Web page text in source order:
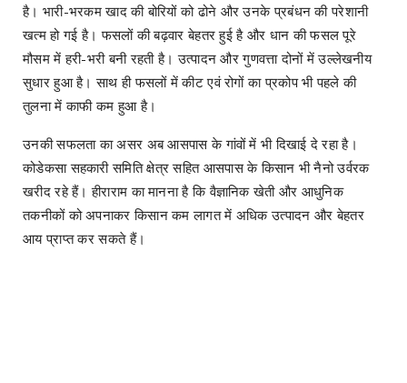
है। भारी-भरकम खाद की बोरियों को ढोने और उनके प्रबंधन की परेशानी
खत्म हो गई है। फसलों की बढ़वार बेहतर हुई है और धान की फसल पूरे
मौसम में हरी-भरी बनी रहती है। उत्पादन और गुणवत्ता दोनों में उल्लेखनीय
सुधार हुआ है। साथ ही फसलों में कीट एवं रोगों का प्रकोप भी पहले की
तुलना में काफी कम हुआ है।
उनकी सफलता का असर अब आसपास के गांवों में भी दिखाई दे रहा है।
कोडेकसा सहकारी समिति क्षेत्र सहित आसपास के किसान भी नैनो उर्वरक
खरीद रहे हैं। हीराराम का मानना है कि वैज्ञानिक खेती और आधुनिक
तकनीकों को अपनाकर किसान कम लागत में अधिक उत्पादन और बेहतर
आय प्राप्त कर सकते हैं।